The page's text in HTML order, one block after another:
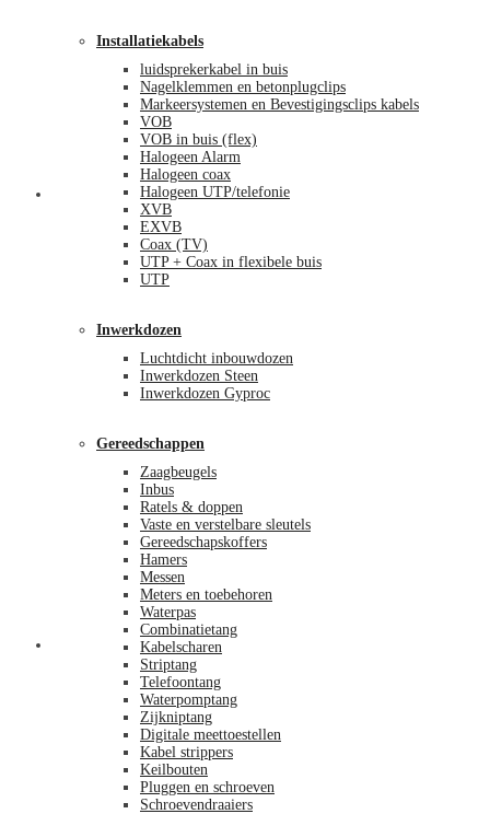
Mijn account
Installatiekabels
luidsprekerkabel in buis
Nagelklemmen en betonplugclips
Markeersystemen en Bevestigingsclips kabels
VOB
VOB in buis (flex)
Halogeen Alarm
Halogeen coax
Halogeen UTP/telefonie
XVB
EXVB
Coax (TV)
UTP + Coax in flexibele buis
UTP
Inwerkdozen
Luchtdicht inbouwdozen
Inwerkdozen Steen
Inwerkdozen Gyproc
Gereedschappen
Zaagbeugels
Inbus
Ratels & doppen
Vaste en verstelbare sleutels
Gereedschapskoffers
Hamers
Messen
Meters en toebehoren
Waterpas
Combinatietang
Kabelscharen
Striptang
Telefoontang
Waterpomptang
Zijkniptang
Digitale meettoestellen
Kabel strippers
Keilbouten
Pluggen en schroeven
Schroevendraaiers